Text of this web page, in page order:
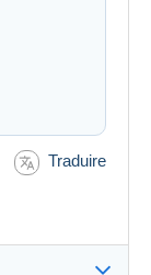
Traduire